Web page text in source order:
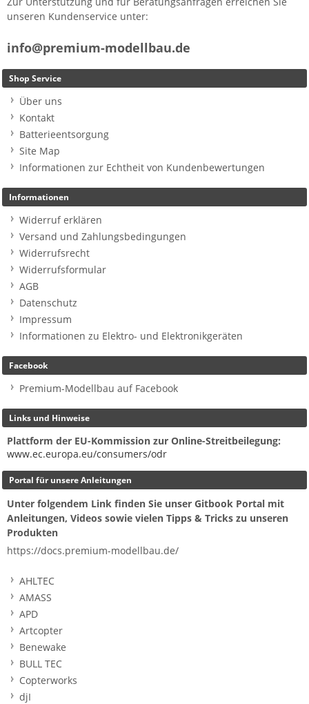
unseren Kundenservice unter:
info@premium-modellbau.de
Shop Service
Über uns
Kontakt
Batterieentsorgung
Site Map
Informationen zur Echtheit von Kundenbewertungen
Informationen
Widerruf erklären
Versand und Zahlungsbedingungen
Widerrufsrecht
Widerrufsformular
AGB
Datenschutz
Impressum
Informationen zu Elektro- und Elektronikgeräten
Facebook
Premium-Modellbau auf Facebook
Links und Hinweise
Plattform der EU-Kommission zur Online-Streitbeilegung:
www.ec.europa.eu/consumers/odr
Portal für unsere Anleitungen
Unter folgendem Link finden Sie unser Gitbook Portal mit
Anleitungen, Videos sowie vielen Tipps & Tricks zu unseren
Produkten
https://docs.premium-modellbau.de/
AHLTEC
AMASS
APD
Artcopter
Benewake
BULL TEC
Copterworks
djI